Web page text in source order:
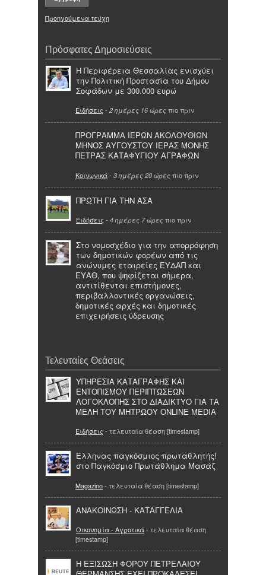
Προηγούμενα τεύχη
Πρόσφατες Δημοσιεύσεις
Η Περιφέρεια Θεσσαλίας ενισχύει
την Πολιτική Προστασία του Δήμου
Σοφάδων με 300.000 ευρώ
Ειδήσεις - 2 ημέρες 16 ώρες πιο πριν
ΠΡΟΓΡΑΜΜΑ ΙΕΡΩΝ ΑΚΟΛΟΥΘΙΩΝ
ΜΗΝΟΣ ΑΥΓΟΥΣΤΟΥ ΙΕΡΑΣ ΜΟΝΗΣ
ΠΕΤΡΑΣ ΚΑΤΑΦΥΓΙΟΥ ΑΓΡΑΦΩΝ
Κοινωνικά- 3 ημέρες 20 ώρες πιο πριν
ΠΡΩΤΗ ΓΙΑ ΤΗΝ ΑΣΑ
Ειδήσεις - 4 ημέρες 7 ώρες πιο πριν
Στο νομοσχέδιο για την απορρόφηση
των δημοτικών φορέων από τις
ανώνυμες εταιρείες ΕΥΔΑΠ και
ΕΥΑΘ, που ψηφίζεται σήμερα,
αντιτίθενται επιστήμονες,
περιβαλλοντικές οργανώσεις,
δημοτικές αρχές και δημοτικές
επιχειρήσεις ύδρευσης
Τελευταίες Θεάσεις
ΥΠΗΡΕΣΙΑ ΚΑΤΑΓΡΑΦΗΣ ΚΑΙ
ΕΝΤΟΠΙΣΜΟΥ ΠΕΡΙΠΤΩΣΕΩΝ
ΛΟΓΟΚΛΟΠΗΣ ΣΤΟ ΔΙΑΔΙΚΤΥΟ ΓΙΑ ΤΑ
ΜΕΛΗ ΤΟΥ ΜΗΤΡΩΟΥ ONLINE MEDIA
Ειδήσεις - τελευταία θέαση [timestamp]
Έλληνας παγκόσμιος πρωταθλητής!
στο Παγκόσμιο Πρωτάθλημα Μασάζ
Magazino- τελευταία θέαση [timestamp]
ΑΝΑΚΟΙΝΩΣΗ - ΚΑΤΑΓΓΕΛΙΑ
Οικονομία - Αγροτικά- τελευταία θέαση
[timestamp]
Η ΕΞΙΣΩΣΗ ΦΟΡΟΥ ΠΕΤΡΕΛΑΙΟΥ